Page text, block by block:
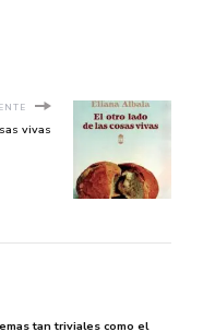
vivas
tan triviales como el